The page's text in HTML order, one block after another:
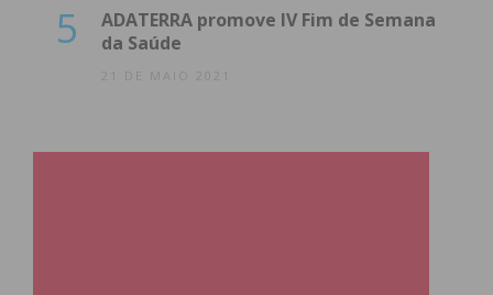
5
ADATERRA promove IV Fim de Semana
da Saúde
21 DE MAIO 2021